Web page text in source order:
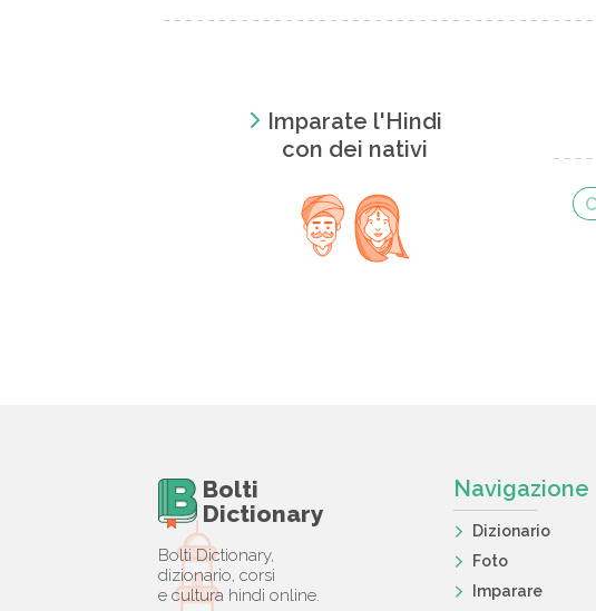
Imparate l'Hindi
con dei nativi
Bolti
Dictionary
Bolti Dictionary,
dizionario, corsi
e cultura hindi online.
Navigazione
Dizionario
Foto
Imparare